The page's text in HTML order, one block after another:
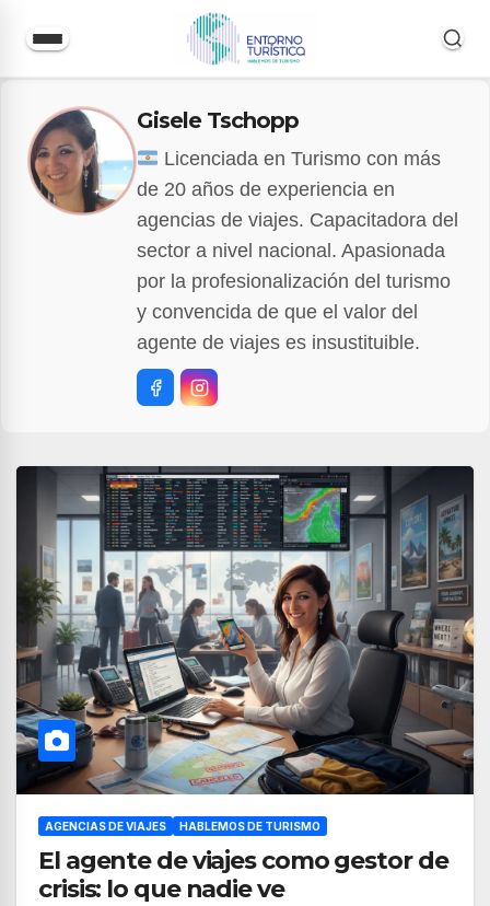
contenido
Gisele Tschopp
Licenciada en Turismo con más
de 20 años de experiencia en
agencias de viajes. Capacitadora del
sector a nivel nacional. Apasionada
por la profesionalización del turismo
y convencida de que el valor del
agente de viajes es insustituible.
AGENCIAS DE VIAJES HABLEMOS DE TURISMO
El agente de viajes como gestor de
crisis: lo que nadie ve